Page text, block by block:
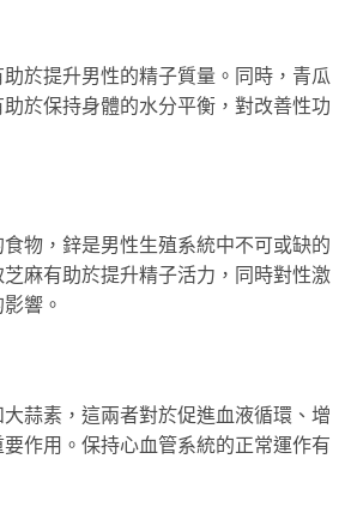
於提升男性的精子質量。同時，青瓜
於保持身體的水分平衡，對改善性功
物，鋅是男性生殖系統中不可或缺的
麻有助於提升精子活力，同時對性激
響。
蒜素，這兩者對於促進血液循環、增
作用。保持心血管系統的正常運作有